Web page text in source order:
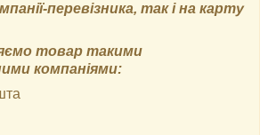
перевізника, так і на карту
товар такими
компаніями: